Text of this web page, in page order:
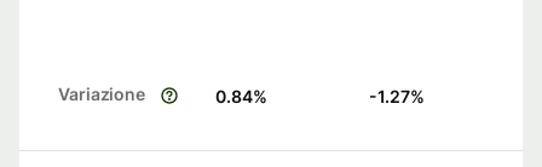
Variazione 0.84% -1.27%